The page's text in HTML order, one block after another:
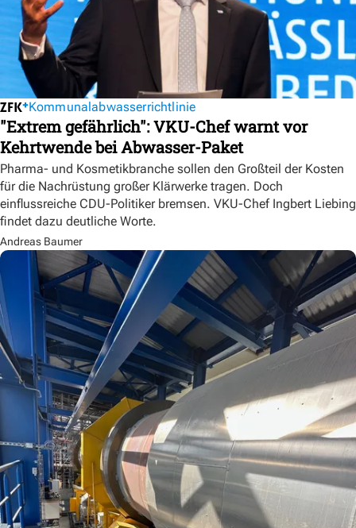
Kommunalabwasserrichtlinie
"Extrem gefährlich": VKU-Chef warnt vor
Kehrtwende bei Abwasser-Paket
Pharma- und Kosmetikbranche sollen den Großteil der Kosten
für die Nachrüstung großer Klärwerke tragen. Doch
einflussreiche CDU-Politiker bremsen. VKU-Chef Ingbert Liebing
findet dazu deutliche Worte.
Andreas Baumer